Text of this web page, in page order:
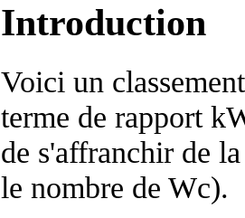
Introduction
Voici un
terme de rapport
de s'affranchir de
le nombre de Wc).